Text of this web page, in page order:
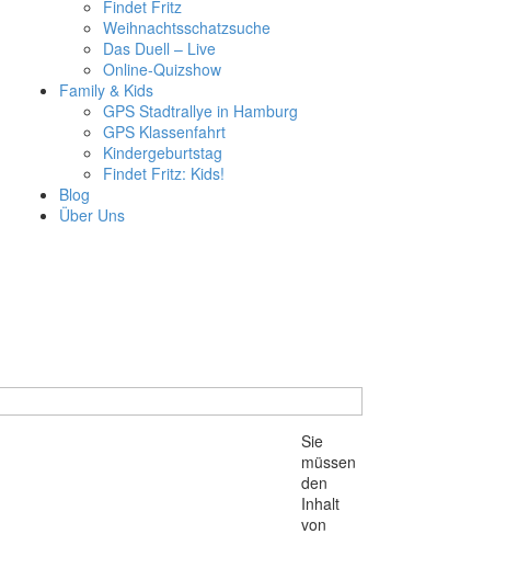
Fin­det Fritz
Weih­nachts­schatz­su­che
Das Duell – Live
Online-Qui­z­­show
Fami­ly & Kids
GPS Stadt­ral­lye in Ham­burg
GPS Klas­sen­fahrt
Kin­der­ge­burts­tag
Fin­det Fritz: Kids!
Blog
Über Uns
Sie
müssen
den
Inhalt
von